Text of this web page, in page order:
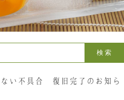
い合わせ
ない不具合 復旧完了のお知ら